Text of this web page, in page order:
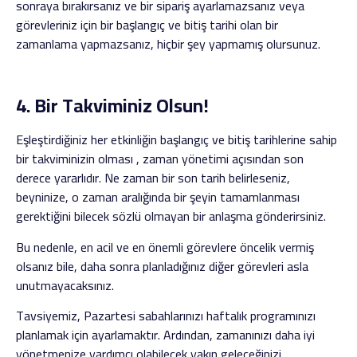
sonraya bırakırsanız ve bir sipariş ayarlamazsanız veya
görevleriniz için bir başlangıç ​​ve bitiş tarihi olan bir
zamanlama yapmazsanız, hiçbir şey yapmamış olursunuz.
4. Bir Takviminiz Olsun!
Eşleştirdiğiniz her etkinliğin başlangıç ​​ve bitiş tarihlerine sahip
bir takviminizin olması , zaman yönetimi açısından son
derece yararlıdır. Ne zaman bir son tarih belirleseniz,
beyninize, o zaman aralığında bir şeyin tamamlanması
gerektiğini bilecek sözlü olmayan bir anlaşma gönderirsiniz.
Bu nedenle, en acil ve en önemli görevlere öncelik vermiş
olsanız bile, daha sonra planladığınız diğer görevleri asla
unutmayacaksınız.
Tavsiyemiz, Pazartesi sabahlarınızı haftalık programınızı
planlamak için ayarlamaktır. Ardından, zamanınızı daha iyi